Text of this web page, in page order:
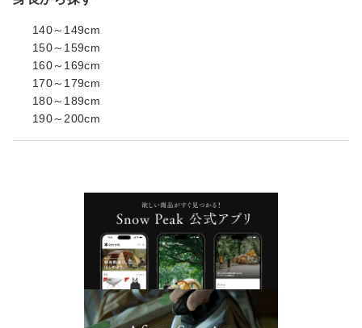
140～149cm
150～159cm
160～169cm
170～179cm
180～189cm
190～200cm